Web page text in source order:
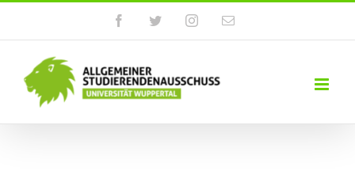
Inhalt
springen
FacebookTwitterInstagram
E-